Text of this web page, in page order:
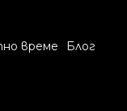
време Блог